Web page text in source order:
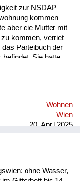
zur NSDAP
kommen
aber die Mutter mit
kommen, verriet
Parteibuch der
befindet. Sie hatte
aus dem Grund,
Wohnen
Wien
20. April 2025
ohne Wasser,